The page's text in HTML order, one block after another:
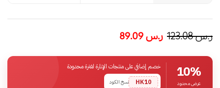
ر.س123.08 ر.س
10%
عرض محدود
خصم إضافي على منتجات الإنارة لفترة محدودة
HK10
نسخ الكود